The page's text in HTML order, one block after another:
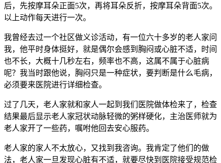
后，先按摩耳朵正面5次，再将耳朵反折，按摩耳朵背面5次。
以上动作每天进行一次。
我曾经去过一个社区做义诊活动，有一位六十多岁的老人家问
我，他平时身体挺好，就是偶尔会感到胸闷或心脏不适，时间
也不长，大概十几秒左右，频率也不高，这属不属于心脏病
呢？我当时跟他说，胸闷只是一种症状，要判断是什么毛病，
必须要来医院进行详细检查。
过了几天，老人家就和家人一起到我们医院做体检来了，检查
结果最后显示老人家冠状动脉轻微的粥样硬化，主治医师就为
老人家开了一些药，嘱咐他回去安心服药。
老人家的家人不太放心，又找到我咨询。我肯定了他们的做
法，老人家一旦发现心脏有不适，就要尽快到医院接受规范检